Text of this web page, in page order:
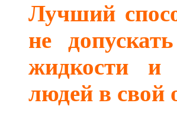
Лучший
не
жидкости и
людей в свой